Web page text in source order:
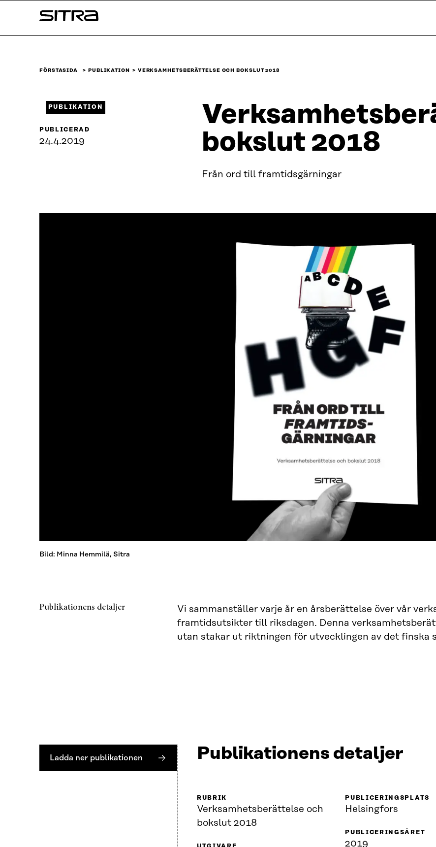
↓
Sitra
FÖRSTASIDA PUBLIKATION VERKSAMHETSBERÄTTELSE OCH BOKSLUT 2018
bokslut 2018
Från ord till framtidsgärningar
PUBLIKATION
PUBLICERAD
24.4.2019
Bild: Minna Hemmilä, Sitra
Publikationens detaljer
Vi sammanställer varje år en årsberättelse över vår
framtidsutsikter till riksdagen. Denna
utan stakar ut riktningen för utvecklingen av det finska
Ladda ner publikationen Publikationens detaljer
RUBRIK
Verksamhetsberättelse och
bokslut 2018
PUBLICERINGSPLATS
Helsingfors
PUBLICERINGSÅRET
2019